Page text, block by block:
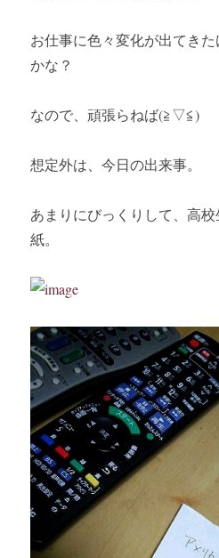
お仕事に色々変化が出てき
かな？
なので、頑張らねば(≧▽≦)
想定外は、今日の出来事。
あまりにびっくりして、高
紙。